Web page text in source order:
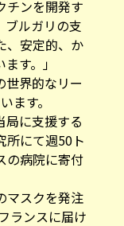
チンを開発す
ブルガリの支
、安定的、か
す。」
世界的なリー
ます。
局に支援する
所にて週50ト
の病院に寄付
マスクを発注
ランスに届け